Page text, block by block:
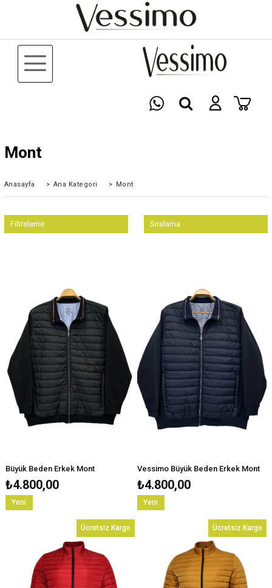
Mont
Anasayfa > Ana Kategori > Mont
Filtreleme Sıralama
Büyük Beden Erkek Mont
₺4.800,00
Vessimo Büyük Beden Erkek Mont
₺4.800,00
Ücretsiz Kargo
Yeni
Ücretsiz Kargo
Yeni